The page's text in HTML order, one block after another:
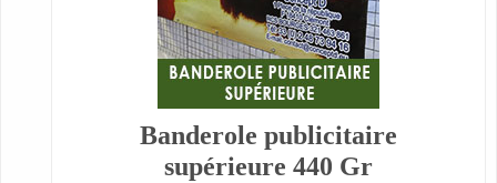
Banderole publicitaire
supérieure 440 Gr